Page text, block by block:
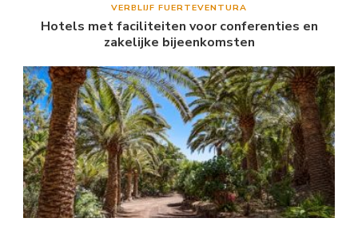
VERBLIJF FUERTEVENTURA
Hotels met faciliteiten voor conferenties en
zakelijke bijeenkomsten